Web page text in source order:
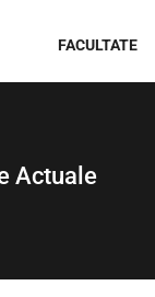
FACULTATE
Actuale